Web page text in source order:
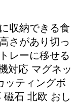
収納できる食
さがあり切っ
レーに移せる
対応 マグネッ
ッティングボ
石 北欧 おし